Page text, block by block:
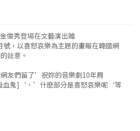
俊秀登場在文藝演出雜
，以喜怒哀樂為主題的畫報在韓國網
註意。
友們留了’祝妳的音樂劇10年周
鬼]‘、’什麽部分是喜怒哀樂呢‘等